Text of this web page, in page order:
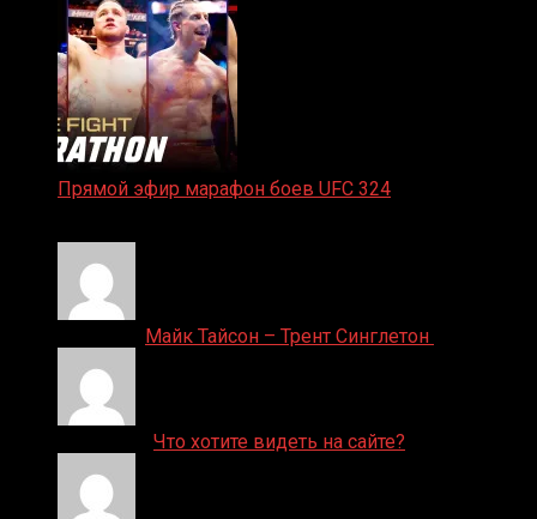
Прямой эфир марафон боев UFC 324
Майк Тайсон – Трент Синглетон
Что хотите видеть на сайте?